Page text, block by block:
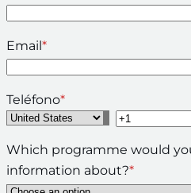
Email*
Teléfono*
Which programme would
information about?*